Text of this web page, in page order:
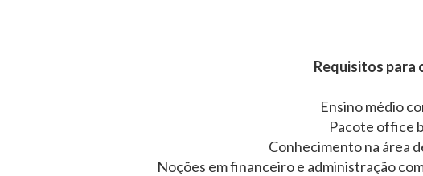
Requisitos para
Ensino médio
Pacote office
Conhecimento na área
Noções em financeiro e administração